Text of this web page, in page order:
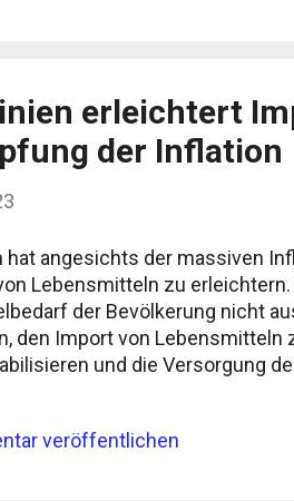
erleichtert
der Inflation
hat angesichts der massiven
Lebensmitteln zu
der Bevölkerung nicht
den Import von Lebensmitteln
und die Versorgung
Auswirkungen auf
veröffentlichen